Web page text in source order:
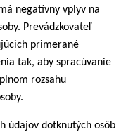
negatívny vplyv na
Prevádzkovateľ
primerané
tak, aby spracúvanie
rozsahu
údajov dotknutých osôb